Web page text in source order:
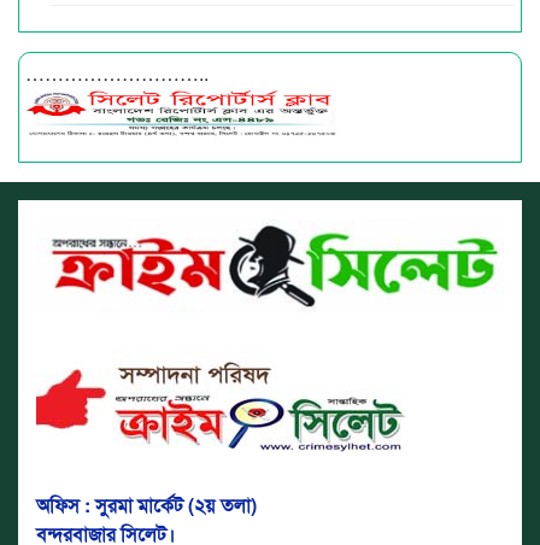
………………………..
অফিস : সুরমা মার্কেট (২য় তলা)
বন্দরবাজার সিলেট।